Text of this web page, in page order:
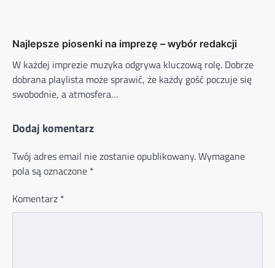
Najlepsze piosenki na imprezę – wybór redakcji
W każdej imprezie muzyka odgrywa kluczową rolę. Dobrze
dobrana playlista może sprawić, że każdy gość poczuje się
swobodnie, a atmosfera…
Dodaj komentarz
Twój adres email nie zostanie opublikowany.Wymagane
pola są oznaczone *
Komentarz *